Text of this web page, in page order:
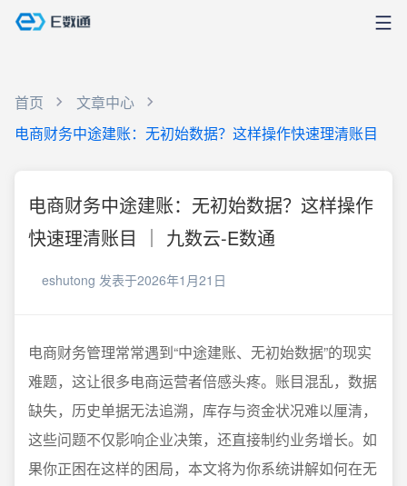
首页
文章中心
电商财务中途建账：无初始数据？这样操作快速理清账目
电商财务中途建账：无初始数据？这样操作
快速理清账目 ｜ 九数云-E数通
eshutong 发表于2026年1月21日
电商财务管理常常遇到“中途建账、无初始数据”的现实
难题，这让很多电商运营者倍感头疼。账目混乱，数据
缺失，历史单据无法追溯，库存与资金状况难以厘清，
这些问题不仅影响企业决策，还直接制约业务增长。如
果你正困在这样的困局，本文将为你系统讲解如何在无